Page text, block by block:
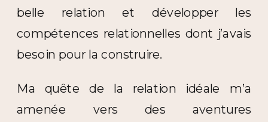
belle relation et développer les
compétences relationnelles dont j’avais
besoin pour la construire.
Ma quête de la relation idéale m’a
amenée vers des aventures